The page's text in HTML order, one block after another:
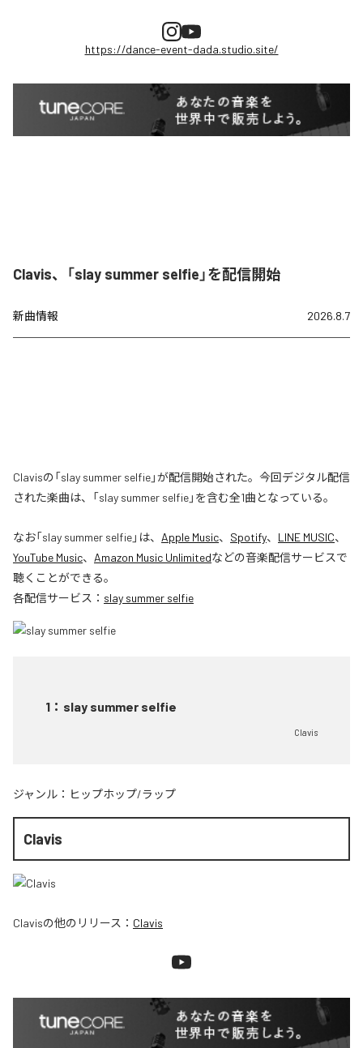
https://dance-event-dada.studio.site/
Clavis、「slay summer selfie」を配信開始
新曲情報 2026.8.7
Clavisの「slay summer selfie」が配信開始された。今回デジタル配信
された楽曲は、「slay summer selfie」を含む全1曲となっている。
なお「slay summer selfie」は、 Apple Music、 Spotify、 LINE MUSIC、
YouTube Music、 Amazon Music Unlimitedなどの音楽配信サービスで
聴くことができる。
各配信サービス： slay summer selfie
1 ： slay summer selfie
Clavis
ジャンル： ヒップホップ/ラップ
Clavis
Clavisの他のリリース： Clavis